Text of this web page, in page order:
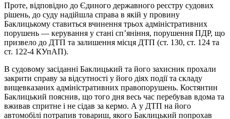
Проте, відповідно до Єдиного державного реєстру судових
рішень, до суду надійшла справа в якій у провину
Баклицькому ставиться вчинення трьох адміністративних
порушень — керування у стані сп’яніння, порушення ПДР, що
призвело до ДТП та залишення місця ДТП (ст. 130, ст. 124 та
ст. 122-4 КУпАП).
В судовому засіданні Баклицький та його захисник прохали
закрити справу за відсутності у його діях події та складу
вищевказаних адміністративних правопорушень. Костянтин
Баклицький пояснив, що того дня весь час перебував вдома та
вживав спритне і не сідав за кермо. А у ДТП на його
автомобілі потрапив товариш, якого Баклицький попрохав